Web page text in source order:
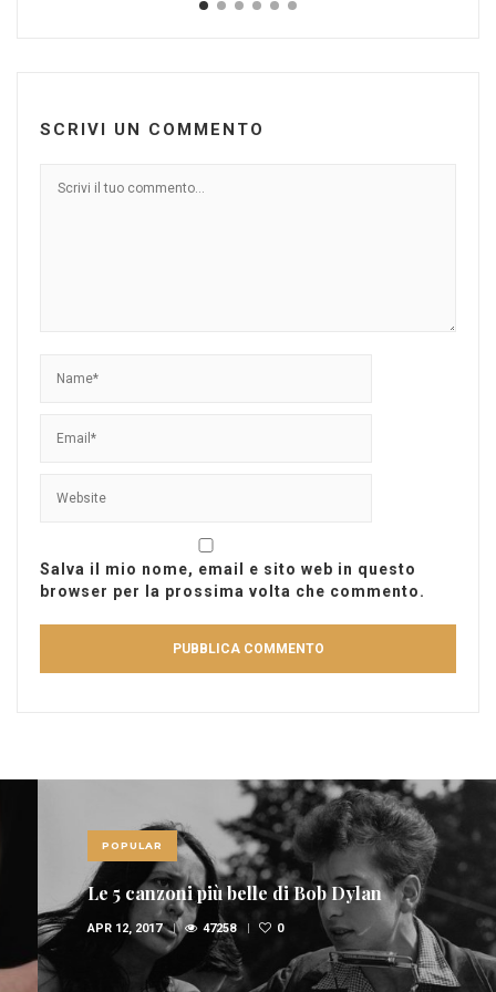
SCRIVI UN COMMENTO
Salva il mio nome, email e sito web in questo
browser per la prossima volta che commento.
POPULAR
Le 5 canzoni più belle di Bob Dylan
APR 12, 2017 47258